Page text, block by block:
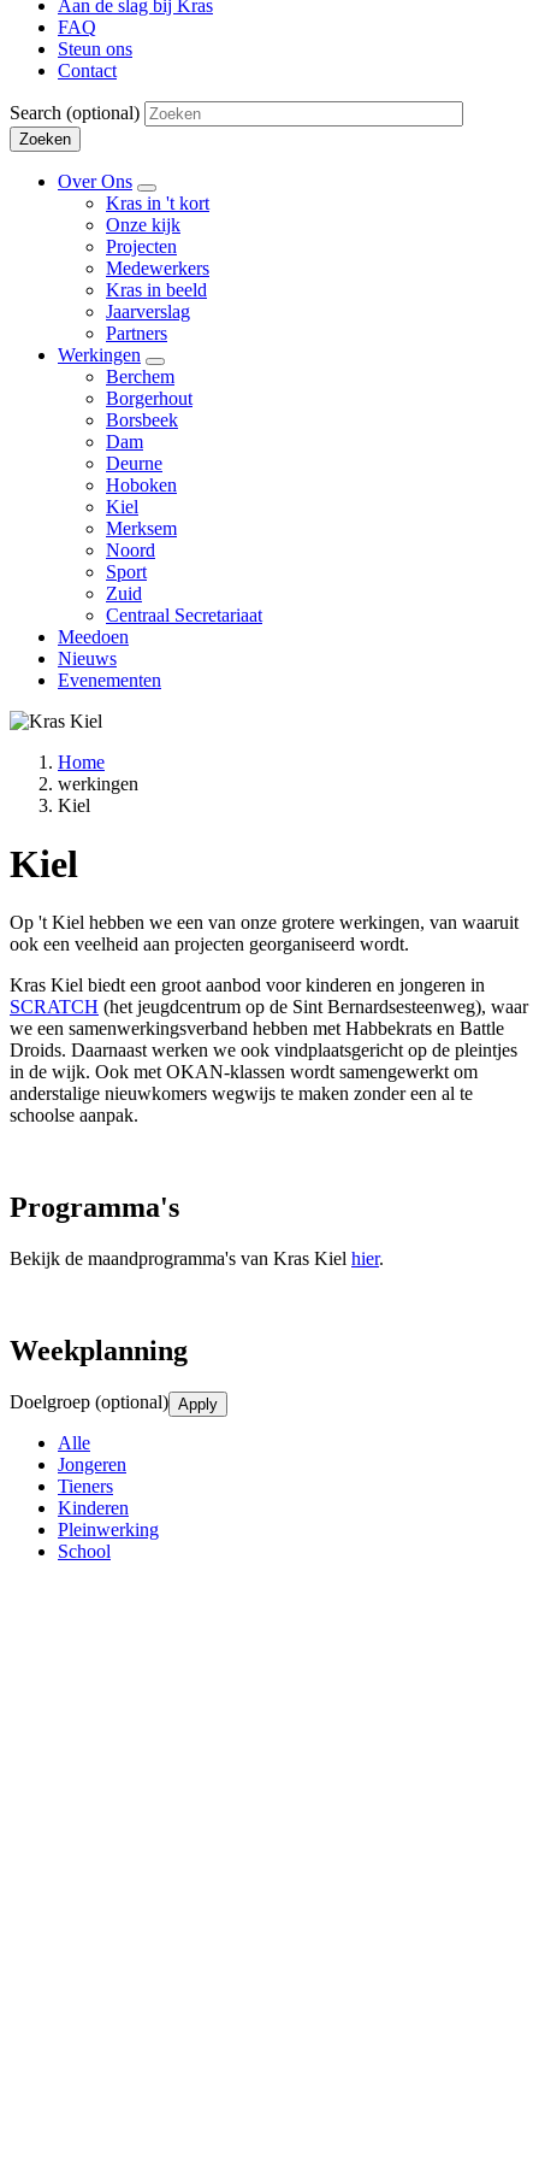
Global
Navigation
Aan de slag bij Kras
FAQ
Steun ons
Contact
Search (optional)
Zoeken
navigation
Over Ons
Over
Ons
sub-
navigation
Kras in 't kort
Onze kijk
Projecten
Medewerkers
Kras in beeld
Jaarverslag
Partners
Werkingen
Werkingen
sub-
navigation
Berchem
Borgerhout
Borsbeek
Dam
Deurne
Hoboken
Kiel
Merksem
Noord
Sport
Zuid
Centraal Secretariaat
Meedoen
Nieuws
Evenementen
Kruimelpad
Home
werkingen
Kiel
Kiel
Op 't Kiel hebben we een van onze grotere werkingen, van waaruit
ook een veelheid aan projecten georganiseerd wordt.
Kras Kiel biedt een groot aanbod voor kinderen en jongeren in
SCRATCH (het jeugdcentrum op de Sint Bernardsesteenweg), waar
we een samenwerkingsverband hebben met Habbekrats en Battle
Droids. Daarnaast werken we ook vindplaatsgericht op de pleintjes
in de wijk. Ook met OKAN-klassen wordt samengewerkt om
anderstalige nieuwkomers wegwijs te maken zonder een al te
schoolse aanpak.
Programma's
Bekijk de maandprogramma's van Kras Kiel hier.
Weekplanning
Doelgroep (optional)
Alle
Jongeren
Tieners
Kinderen
Pleinwerking
School
Apply